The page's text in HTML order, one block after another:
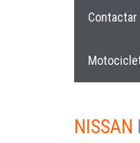
Contactar
NISSAN